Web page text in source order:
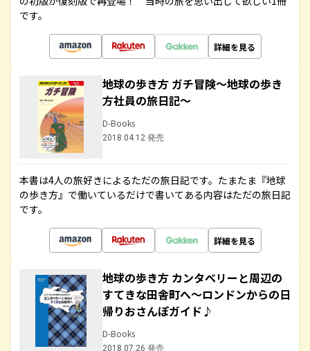
です。
詳細を見る
地球の歩き方 ガチ冒険～地球の歩き
方社員の旅日記～
D-Books
2018.04.12 発売
本書は4人の旅好きによるただの旅日記です。たまたま『地球
の歩き方』で働いているだけで書いてある内容はただの旅日記
です。
詳細を見る
地球の歩き方 カンタベリーと周辺の
すてきな田舎町へ～ロンドンからの日
帰りおさんぽガイド♪
D-Books
2018.07.26 発売